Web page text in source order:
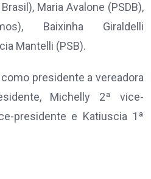
Maria Avalone (PSDB),
Baixinha Giraldelli
Mantelli (PSB).
presidente a vereadora
Michelly 2ª vice-
presidente e Katiuscia 1ª